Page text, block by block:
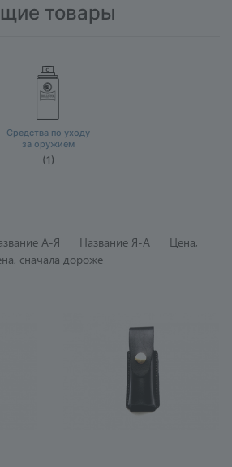
товары
Средства по уходу
за оружием
(1)
A-Я Название Я-A
Цена,
сначала дороже